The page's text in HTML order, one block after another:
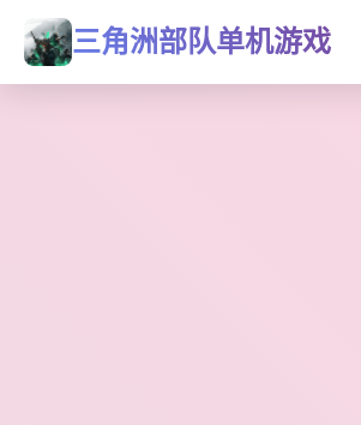
三角洲部队单机游戏